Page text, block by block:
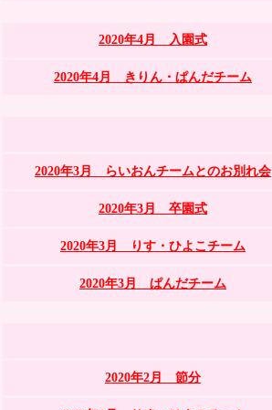
2020年4月 入園式
2020年4月 きりん・ぱんだチーム
2020年3月 らいおんチームとのお別れ会
2020年3月 卒園式
2020年3月 りす・ひよこチーム
2020年3月 ぱんだチーム
2020年2月 節分